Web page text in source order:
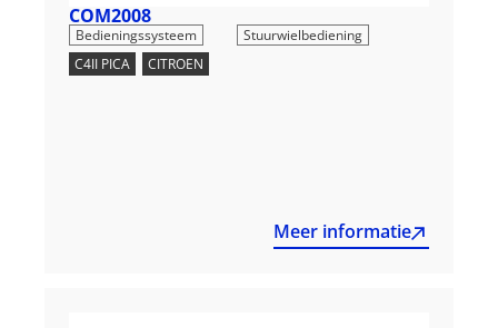
COM2008
Bedieningssysteem
Stuurwielbediening
C4II PICA
CITROEN
Meer informatie